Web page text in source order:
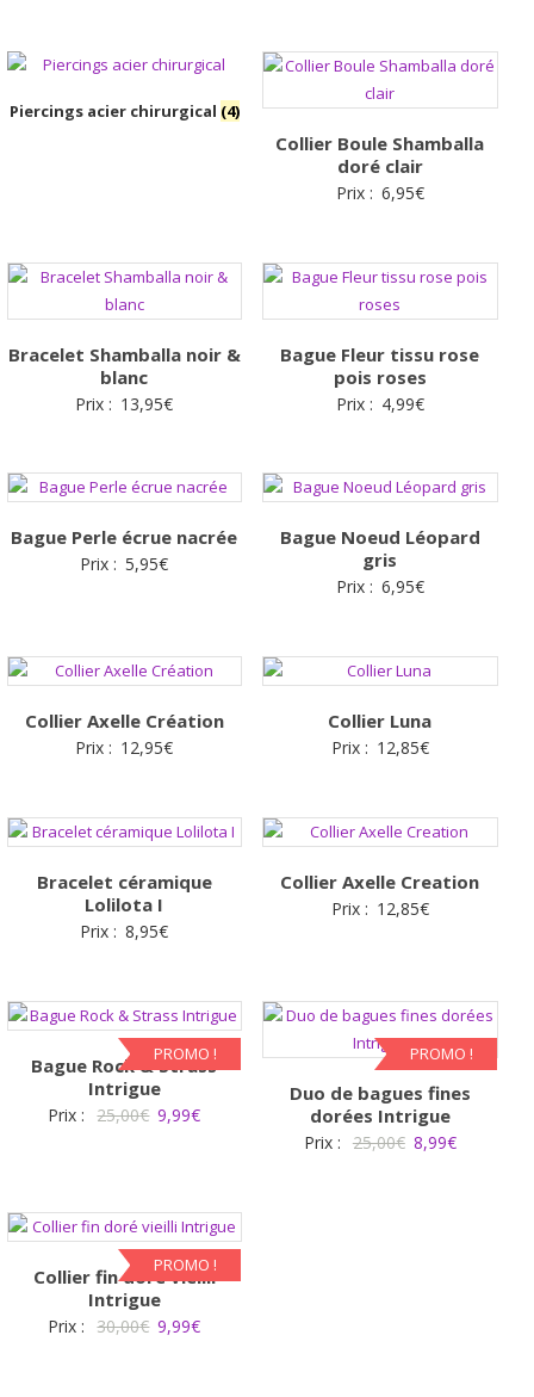
Piercings acier chirurgical (4)
Collier Boule Shamballa
doré clair
Prix : 6,95€
Bracelet Shamballa noir &
blanc
Prix : 13,95€
Bague Fleur tissu rose
pois roses
Prix : 4,99€
Bague Perle écrue nacrée
Prix : 5,95€
Bague Noeud Léopard
gris
Prix : 6,95€
Collier Axelle Création
Prix : 12,95€
Collier Luna
Prix : 12,85€
Bracelet céramique
Lolilota I
Prix : 8,95€
Collier Axelle Creation
Prix : 12,85€
PROMO !
Bague Rock & Strass
Intrigue
Prix : 25,00€ Le
25,00€.
9,99€Le
9,99€.
PROMO !
Duo de bagues fines
dorées Intrigue
Prix : 25,00€ Le
8,99€Le
PROMO !
Collier fin doré vieilli
Intrigue
Prix : 30,00€ Le
9,99€Le